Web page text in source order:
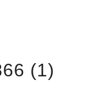
(1)